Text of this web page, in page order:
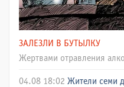
ЗАЛЕЗЛИ В БУТЫЛКУ
Жертвами отравления
04.08 18:02 Жители семи